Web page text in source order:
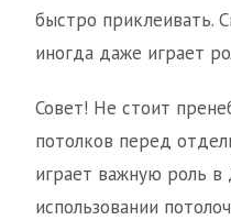
быстро приклеивать.
иногда даже играет
Совет! Не стоит
потолков перед
играет важную роль в
использовании